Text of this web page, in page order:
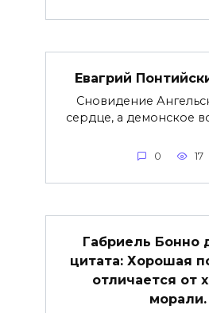
Евагрий
Сновидение
сердце, а демонское
0 17
Габриель Бонно
цитата: Хорошая
отличается от
морали.